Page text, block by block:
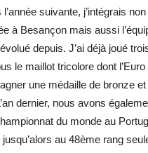
suivante, j’intégrais
à Besançon mais aussi
depuis. J’ai déjà joué
le maillot tricolore dont
une médaille de bronze
dernier, nous avons
du monde au
au 48ème rang